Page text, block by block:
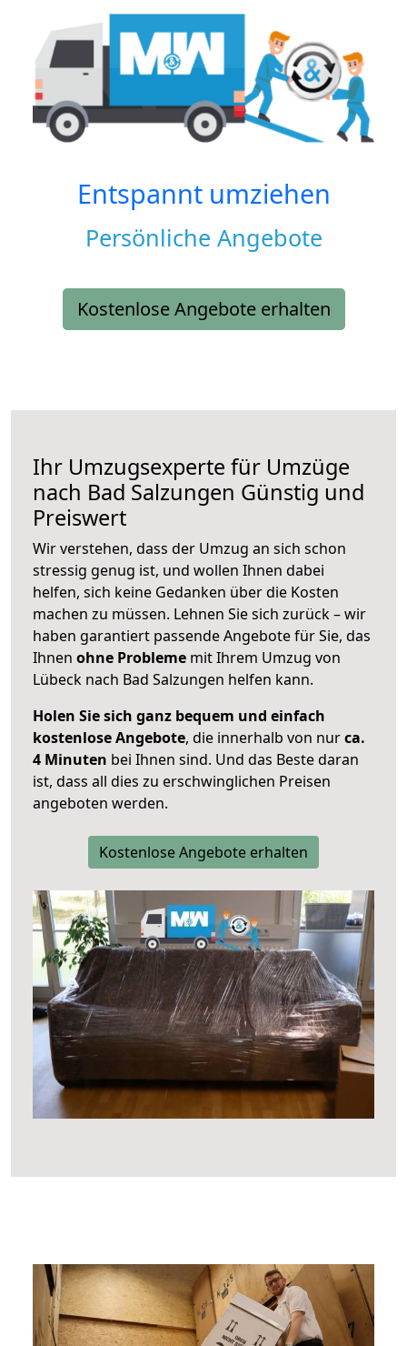
Entspannt umziehen
Persönliche Angebote
Kostenlose Angebote erhalten
Ihr Umzugsexperte für Umzüge
nach Bad Salzungen Günstig und
Preiswert
Wir verstehen, dass der Umzug an sich schon
stressig genug ist, und wollen Ihnen dabei
helfen, sich keine Gedanken über die Kosten
machen zu müssen. Lehnen Sie sich zurück – wir
haben garantiert passende Angebote für Sie, das
Ihnen ohne Probleme mit Ihrem Umzug von
Lübeck nach Bad Salzungen helfen kann.
Holen Sie sich ganz bequem und einfach
kostenlose Angebote, die innerhalb von nurca.
4 Minuten bei Ihnen sind. Und das Beste daran
ist, dass all dies zu erschwinglichen Preisen
angeboten werden.
Kostenlose Angebote erhalten